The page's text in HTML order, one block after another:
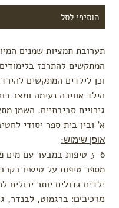
מומלצי
טקסטיל
שמיכות
ומצעים
מגבות
וחלוקי
רחצה
כובעים
לפי מותג
Baby
Teva
Done
תערובת תמציות שמנים
המתקשים להתרכז
וכן לילדים המתקשים
הילד אווירה נעימה ומצב
גירויים סביבתיים. השמן
א' ובין בית ספר יסודי
אופן שימוש:
3-6 טיפות במבער עם
מספר טיפות על טישיו
ילדים גדולים יותר
מרכיבים: ברגמוט, לבנדר,